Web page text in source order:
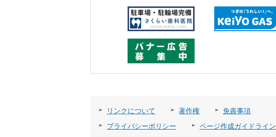
リンクについて 著作権
免責事項
プライバシーポリシー
ページ作成ガイドライン